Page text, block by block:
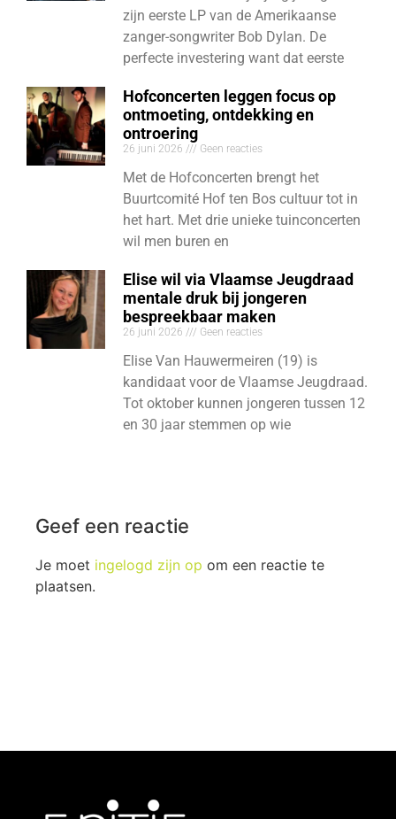
zijn eerste LP van de Amerikaanse
zanger-songwriter Bob Dylan. De
perfecte investering want dat eerste
Hofconcerten leggen focus op
ontmoeting, ontdekking en
ontroering
26 juni 2026 Geen reacties
Met de Hofconcerten brengt het
Buurtcomité Hof ten Bos cultuur tot in
het hart. Met drie unieke tuinconcerten
wil men buren en
Elise wil via Vlaamse Jeugdraad
mentale druk bij jongeren
bespreekbaar maken
26 juni 2026 Geen reacties
Elise Van Hauwermeiren (19) is
kandidaat voor de Vlaamse Jeugdraad.
Tot oktober kunnen jongeren tussen 12
en 30 jaar stemmen op wie
Geef een reactie
Je moet ingelogd zijn op om een reactie te
plaatsen.